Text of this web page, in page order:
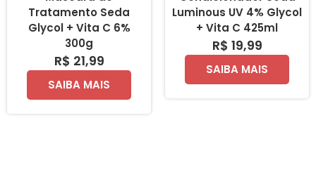
Tratamento Seda
Glycol + Vita C 6%
300g
R$ 21,99
SAIBA MAIS
Luminous UV 4% Glycol
+ Vita C 425ml
R$ 19,99
SAIBA MAIS